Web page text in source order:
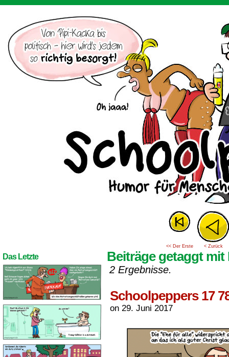
<< Der Erste < Zurück
Das Letzte Beiträge getaggt mit
2 Ergebnisse.
Schoolpeppers 17
on 29. Juni 2017